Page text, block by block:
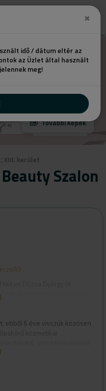
idő / dátum eltér az
az Üzlet által használt
meg!
XIII. kerület
Szalon
További képek
minket a Váci út páros
ebből 6 éve visszük közösen
foglalkozunk.
több fajta sminktetováló
vendég számára
személyre szabott